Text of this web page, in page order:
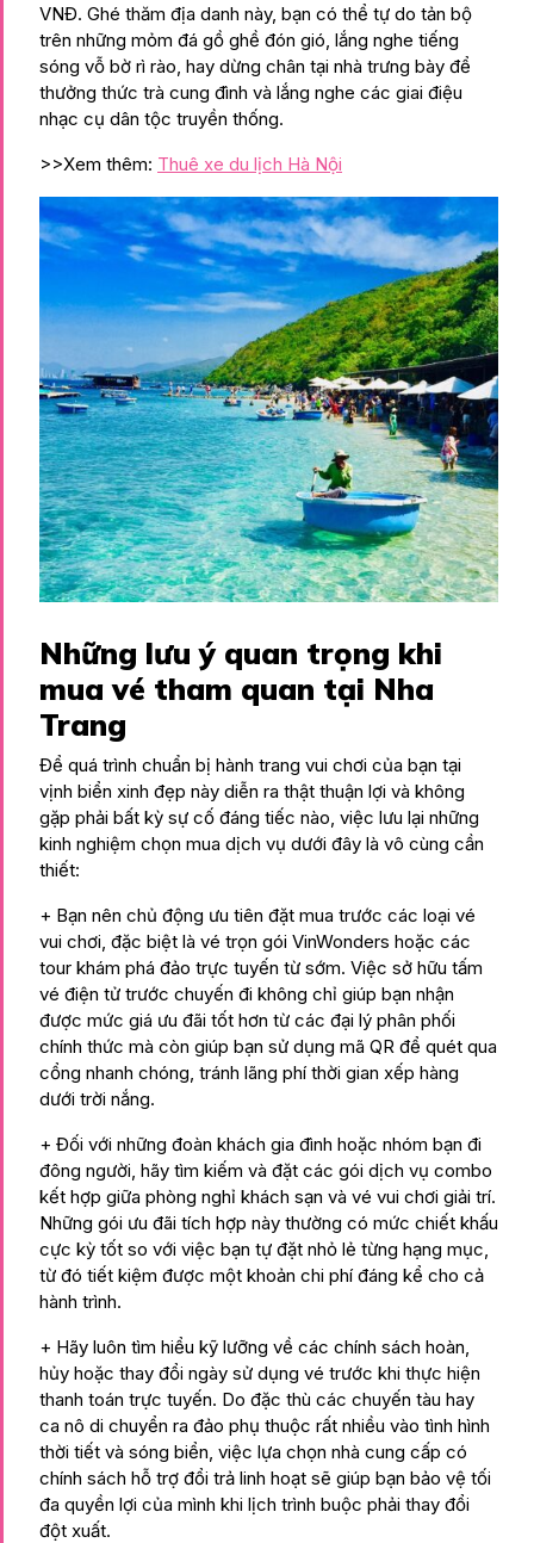
VNĐ. Ghé thăm địa danh này, bạn có thể tự do tản bộ
trên những mỏm đá gồ ghề đón gió, lắng nghe tiếng
sóng vỗ bờ rì rào, hay dừng chân tại nhà trưng bày để
thưởng thức trà cung đình và lắng nghe các giai điệu
nhạc cụ dân tộc truyền thống.
>>Xem thêm: Thuê xe du lịch Hà Nội
Những lưu ý quan trọng khi
mua vé tham quan tại Nha
Trang
Để quá trình chuẩn bị hành trang vui chơi của bạn tại
vịnh biển xinh đẹp này diễn ra thật thuận lợi và không
gặp phải bất kỳ sự cố đáng tiếc nào, việc lưu lại những
kinh nghiệm chọn mua dịch vụ dưới đây là vô cùng cần
thiết:
+ Bạn nên chủ động ưu tiên đặt mua trước các loại vé
vui chơi, đặc biệt là vé trọn gói VinWonders hoặc các
tour khám phá đảo trực tuyến từ sớm. Việc sở hữu tấm
vé điện tử trước chuyến đi không chỉ giúp bạn nhận
được mức giá ưu đãi tốt hơn từ các đại lý phân phối
chính thức mà còn giúp bạn sử dụng mã QR để quét qua
cổng nhanh chóng, tránh lãng phí thời gian xếp hàng
dưới trời nắng.
+ Đối với những đoàn khách gia đình hoặc nhóm bạn đi
đông người, hãy tìm kiếm và đặt các gói dịch vụ combo
kết hợp giữa phòng nghỉ khách sạn và vé vui chơi giải trí.
Những gói ưu đãi tích hợp này thường có mức chiết khấu
cực kỳ tốt so với việc bạn tự đặt nhỏ lẻ từng hạng mục,
từ đó tiết kiệm được một khoản chi phí đáng kể cho cả
hành trình.
+ Hãy luôn tìm hiểu kỹ lưỡng về các chính sách hoàn,
hủy hoặc thay đổi ngày sử dụng vé trước khi thực hiện
thanh toán trực tuyến. Do đặc thù các chuyến tàu hay
ca nô di chuyển ra đảo phụ thuộc rất nhiều vào tình hình
thời tiết và sóng biển, việc lựa chọn nhà cung cấp có
chính sách hỗ trợ đổi trả linh hoạt sẽ giúp bạn bảo vệ tối
đa quyền lợi của mình khi lịch trình buộc phải thay đổi
đột xuất.